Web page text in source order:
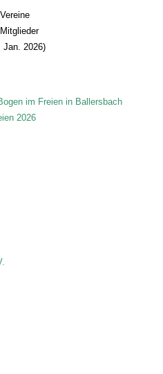
Jan. 2026)
im Freien in Ballersbach
2026